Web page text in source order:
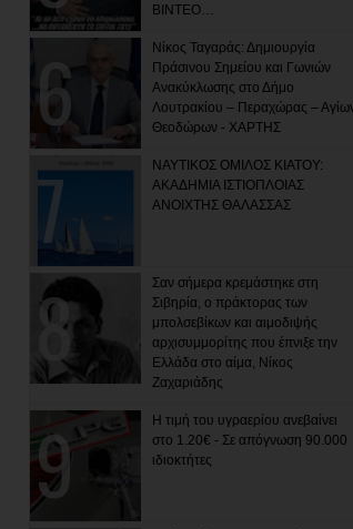
ΒΙΝΤΕΟ…
Νίκος Ταγαράς: Δημιουργία
Πράσινου Σημείου και Γωνιών
Ανακύκλωσης στο Δήμο
Λουτρακίου – Περαχώρας –
Θεοδώρων - ΧΑΡΤΗΣ
ΝΑΥΤΙΚΟΣ ΟΜΙΛΟΣ ΚΙΑΤΟΥ:
ΑΚΑΔΗΜΙΑ ΙΣΤΙΟΠΛΟΙΑΣ
ΑΝΟΙΧΤΗΣ ΘΑΛΑΣΣΑΣ
Σαν σήμερα κρεμάστηκε στη
Σιβηρία, ο πράκτορας των
μπολσεβίκων και αιμοδιψής
αρχισυμμορίτης που έπνιξε την
Ελλάδα στο αίμα, Νίκος
Ζαχαριάδης
Η τιμή του υγραερίου ανεβαίνει
στο 1.20€ - Σε απόγνωση 90.000
ιδιοκτήτες